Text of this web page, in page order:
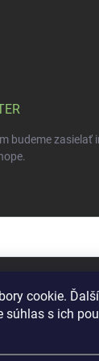
cookie.
súhlas s ich
budeme zasielať